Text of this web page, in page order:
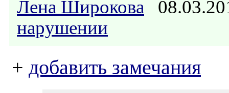
Лена Широкова
нарушении
+ добавить замечания